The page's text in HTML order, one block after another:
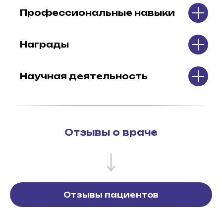
Профессиональные навыки
Награды
Научная деятельность
Отзывы о враче
Отзывы пациентов